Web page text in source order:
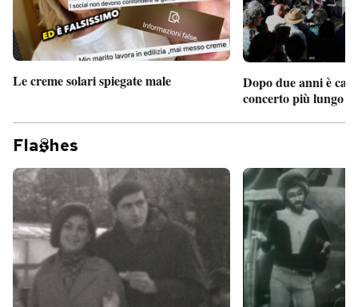
Le creme solari spiegate male
Dopo due anni è
concerto più lungo
Fla hes